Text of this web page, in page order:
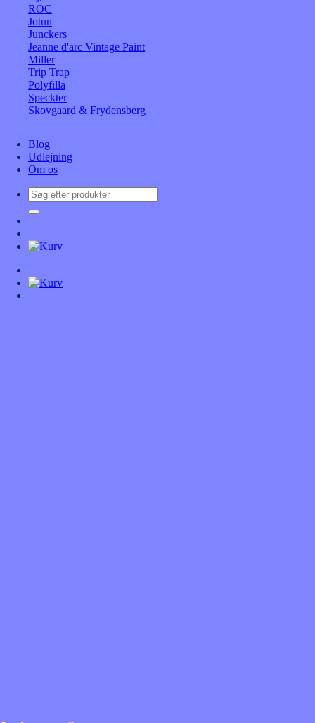
ROC
Jotun
Junckers
Jeanne d'arc Vintage Paint
Miller
Trip Trap
Polyfilla
Speckter
Skovgaard & Frydensberg
Blog
Udlejning
Om os
Søg
efter: